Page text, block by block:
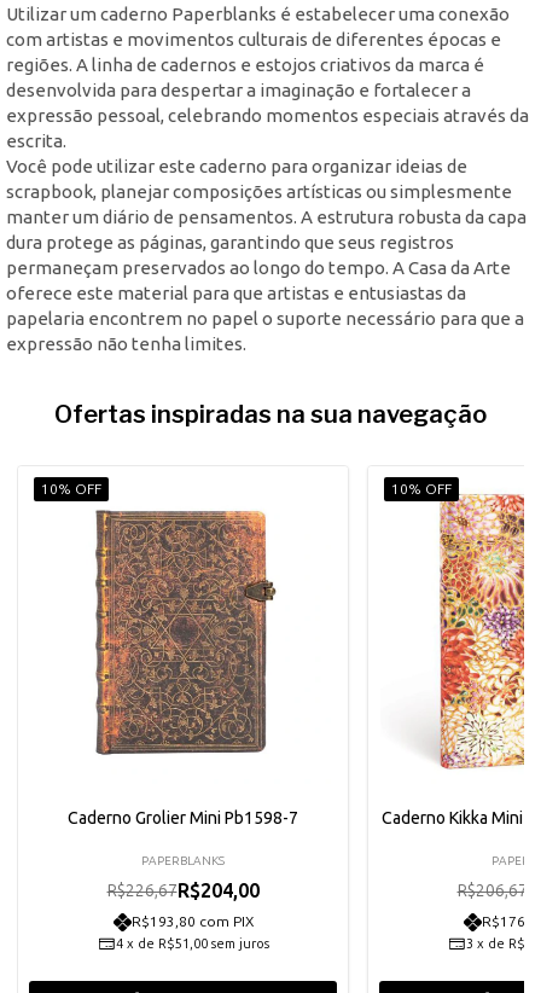
Utilizar um caderno Paperblanks é estabelecer uma conexão
com artistas e movimentos culturais de diferentes épocas e
regiões. A linha de cadernos e estojos criativos da marca é
desenvolvida para despertar a imaginação e fortalecer a
expressão pessoal, celebrando momentos especiais através da
escrita.
Você pode utilizar este caderno para organizar ideias de
scrapbook, planejar composições artísticas ou simplesmente
manter um diário de pensamentos. A estrutura robusta da capa
dura protege as páginas, garantindo que seus registros
permaneçam preservados ao longo do tempo. A Casa da Arte
oferece este material para que artistas e entusiastas da
papelaria encontrem no papel o suporte necessário para que a
expressão não tenha limites.
Ofertas inspiradas na sua navegação
10% OFF
Caderno Grolier Mini Pb1598-7
PAPERBLANKS
R$226,67R$204,00
R$193,80 com PIX
4 x de R$51,00 sem juros
10% OFF
Caderno Kikka Mini
R$206,67
3 x de